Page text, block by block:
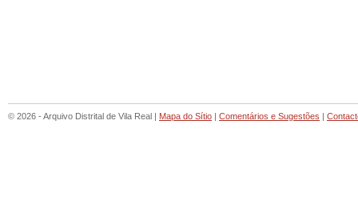
© 2026 - Arquivo Distrital de Vila Real | Mapa do Sítio | Comentários e Sugestões |